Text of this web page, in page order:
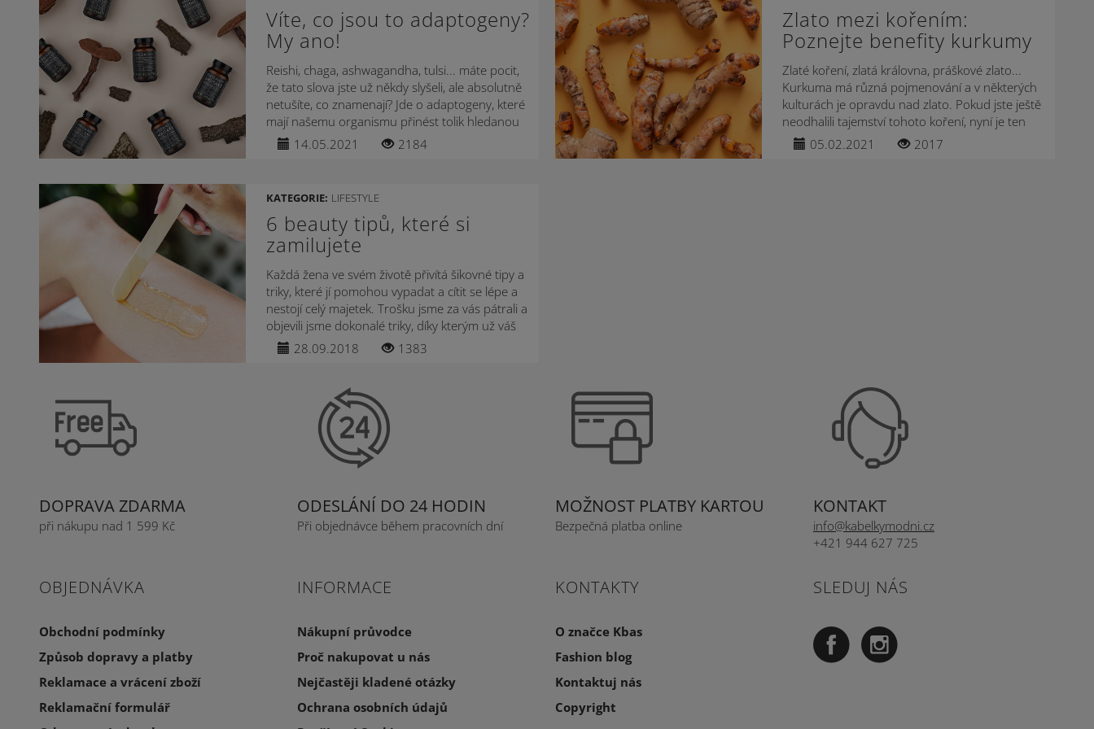
Víte, co jsou to adaptogeny?
My ano!
Reishi, chaga, ashwagandha, tulsi... máte pocit,
že tato slova jste už někdy slyšeli, ale absolutně
netušíte, co znamenají? Jde o adaptogeny, které
mají našemu organismu přinést tolik hledanou
rovnováhu. Odkud pocházejí,...
14.05.2021 2184
Zlato mezi kořením:
Poznejte benefity kurkumy
Zlaté koření, zlatá královna, práškové zlato...
Kurkuma má různá pojmenování a v některých
kulturách je opravdu nad zlato. Pokud jste ještě
neodhalili tajemství tohoto koření, nyní je ten
nejvyšší čas. Chcete vědět,...
05.02.2021 2017
KATEGORIE: LIFESTYLE
6 beauty tipů, které si
zamilujete
Každá žena ve svém životě přivítá šikovné tipy a
triky, které jí pomohou vypadat a cítit se lépe a
nestojí celý majetek. Trošku jsme za vás pátrali a
objevili jsme dokonalé triky, díky kterým už váš
den nikdy nebude...
28.09.2018 1383
DOPRAVA ZDARMA
při nákupu nad 1 599 Kč
ODESLÁNÍ DO 24 HODIN
Při objednávce během pracovních dní
MOŽNOST PLATBY KARTOU
Bezpečná platba online
KONTAKT
info@kabelkymodni.cz
+421 944 627 725
OBJEDNÁVKA
Obchodní podmínky
Způsob dopravy a platby
Reklamace a vrácení zboží
Reklamační formulář
INFORMACE
Nákupní průvodce
Proč nakupovat u nás
Nejčastěji kladené otázky
Ochrana osobních údajů
KONTAKTY
O značce Kbas
Fashion blog
Kontaktuj nás
Copyright
SLEDUJ NÁS